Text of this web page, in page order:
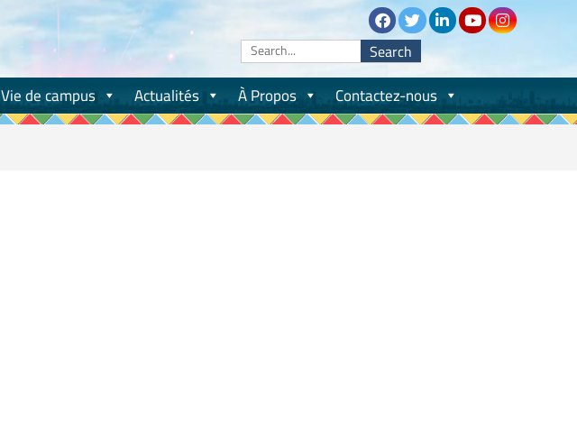
Search
for:
Vie de campus Actualités À Propos Contactez-nous